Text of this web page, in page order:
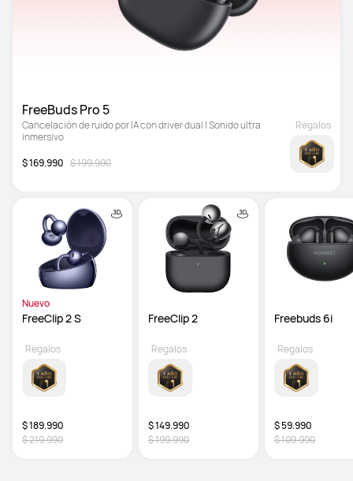
FreeBuds Pro 5
Cancelación de ruido por IA con driver dual | Sonido ultra
inmersivo
$ 169.990 $ 199.990
Regalos
Nuevo
FreeClip 2 S
$ 189.990
$ 219.990
Regalos
FreeClip 2
$ 149.990
$ 199.990
Regalos
Freebuds 6i
$ 59.990
$ 109.990
Regalos